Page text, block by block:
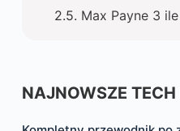
Max Payne 3 ile
NAJNOWSZE TECH